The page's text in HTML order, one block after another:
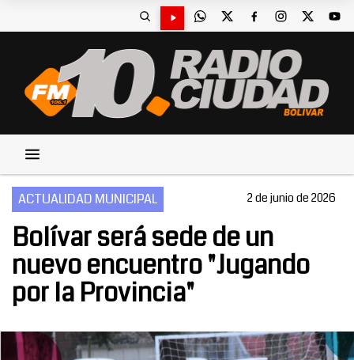
ACTUALIDAD MUNICIPAL 2 de junio de 2026
Bolívar será sede de un
nuevo encuentro "Jugando
por la Provincia"